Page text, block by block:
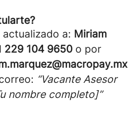
actualizado a: Miriam
229 104 9650 o por
“Vacante Asesor
nombre completo]”